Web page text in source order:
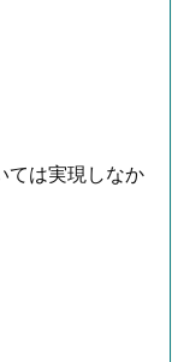
ては実現しなか